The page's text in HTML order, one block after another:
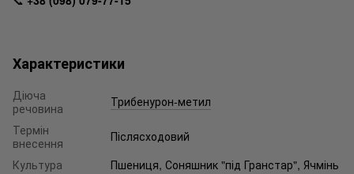
Характеристики
Діюча
речовина
Трибенурон-метил
Термін
внесення
Післясходовий
Культура
Пшениця, Соняшник "під Гранстар", Ячмінь